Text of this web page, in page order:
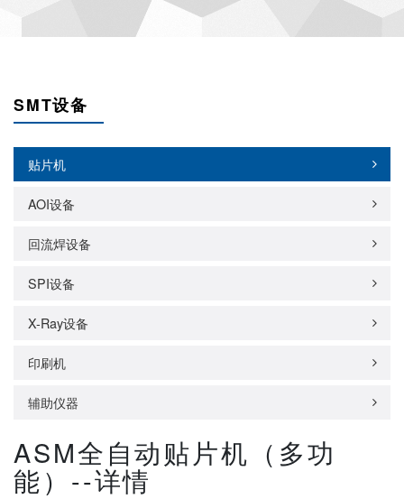
SMT设备
贴片机
AOI设备
回流焊设备
SPI设备
X-Ray设备
印刷机
辅助仪器
ASM全自动贴片机（多功
能）--详情